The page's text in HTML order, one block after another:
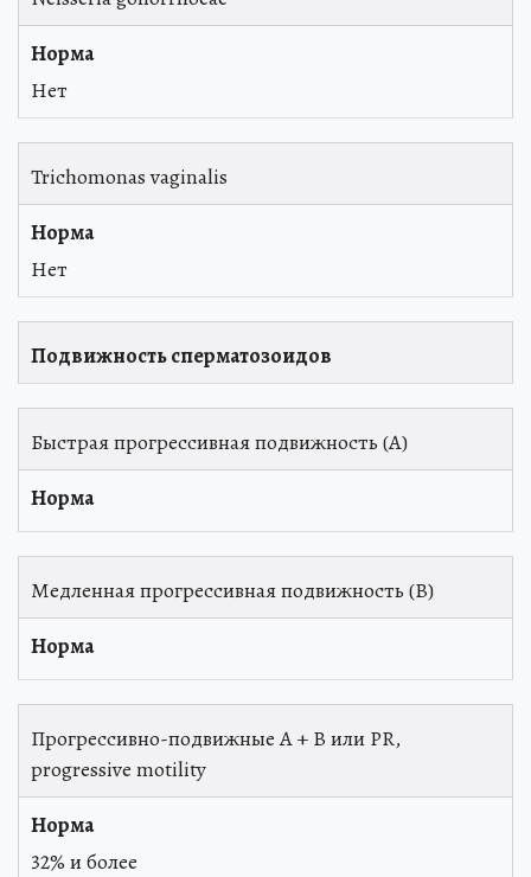
Нет
Trichomonas vaginalis
Нет
Подвижность сперматозоидов
Быстрая прогрессивная подвижность (А)
Медленная прогрессивная подвижность (В)
Прогрессивно-подвижные А + В или PR,
progressive motility
32% и более